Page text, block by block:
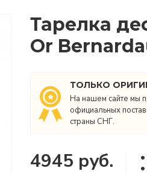
Тарелка
Or
ТОЛЬКО
На нашем сайте мы
официальных
страны СНГ.
4945 руб.